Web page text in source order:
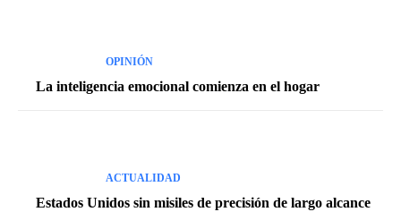
OPINIÓN
La inteligencia emocional comienza en el hogar
ACTUALIDAD
Estados Unidos sin misiles de precisión de largo alcance